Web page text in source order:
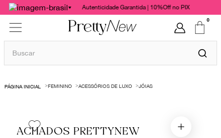
Autenticidade Garantida | 10%Off no PIX
0
Buscar
FEMININO ACESSÓRIOS DE LUXO JÓIAS
ACHADOS PRETTYNEW
1º
bolsas
chanel